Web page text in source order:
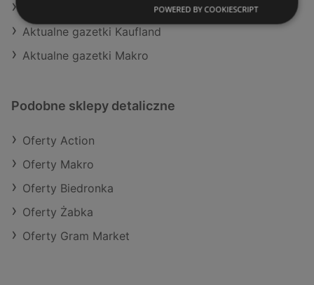
Aktualne gazetki E.Leclerc
Aktualne gazetki Kaufland
Aktualne gazetki Makro
Podobne sklepy detaliczne
Oferty Action
Oferty Makro
Oferty Biedronka
Oferty Żabka
Oferty Gram Market
POWERED BY COOKIESCRIPT